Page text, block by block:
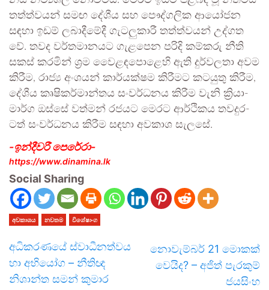
තත්ත්ව­යන් සමඟ දේශීය සහ පෞද්ග­ලික ආයෝ­ජන
සඳහා ඉඩම් ලබා­දී­මේදී ගැට­ලු­කාරී තත්ත්ව­යන් උද්ගත
වේ. තවද වර්ත­මා­න­යට ගැළ­පෙන පරිදි කම්කරු නීති
සකස් කර­මින් ශ්‍රම වෙ‍ෙළ­ඳ­පො­ළෙහි ඇති දුර්ව­ලතා අවම
කිරීම, රාජ්‍ය අංශ­යන් කාර්ය­ක්ෂම කිරී­මට කට­යුතු කිරීම,
දේශීය කෘෂි­ක­ර්මා­න්තය සංව­ර්ධ­නය කිරීම වැනි ක්‍රියා­
මාර්ග ඔස්සේ වත්මන් රජ­යට මෙරට ආර්ථි­කය තව­දු­ර­
ටත් සංව­ර්ධ­නය කිරීම සඳහා අව­කාශ සැලසේ.
-ඉන්දී­වරී පෙරේරා-
https://www.dinamina.lk
Social Sharing
අවකාශය නවතම විශේෂාංග
අධිකරණයේ ස්වාධීනත්වය
හා අභියෝග – නීතිඥ
නිශාන්ත සමන් කුමාර
නොවැම්බර් 21 මොකක්
වෙයිද? – අජිත් පැරකුම්
ජයසිංහ